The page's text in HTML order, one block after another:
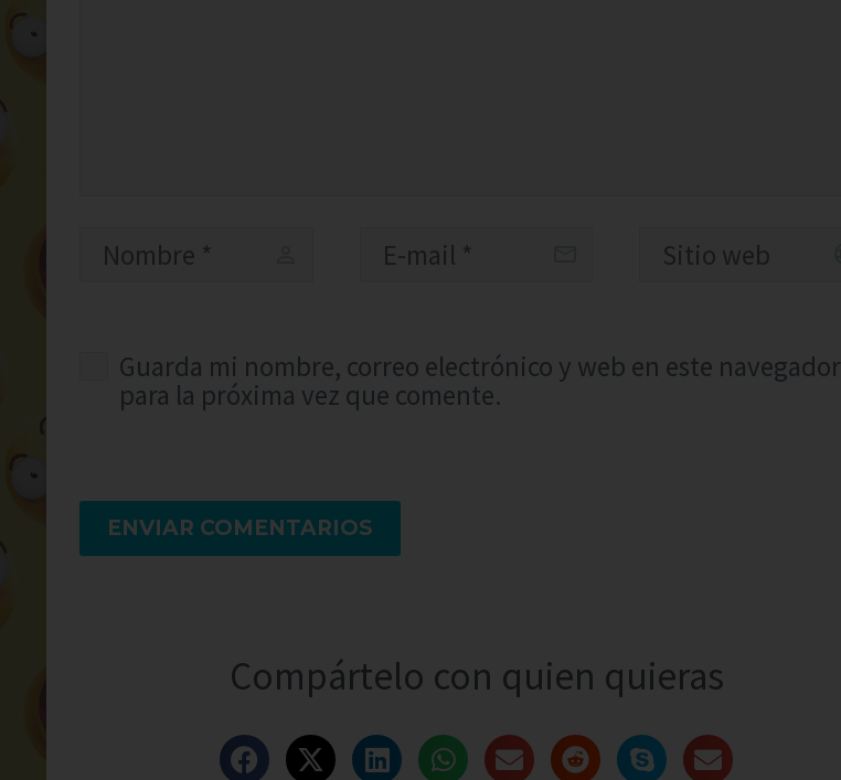
Guarda mi nombre, correo electrónico y web en este navegador
para la próxima vez que comente.
ENVIAR COMENTARIOS
Compártelo con quien quieras